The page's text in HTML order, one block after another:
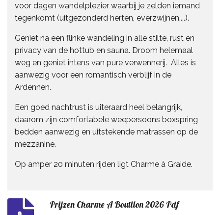
voor dagen wandelplezier waarbij je zelden iemand
tegenkomt (uitgezonderd herten, everzwijnen,...).
Geniet na een flinke wandeling in alle stilte, rust en
privacy van de hottub en sauna. Droom helemaal
weg en geniet intens van pure verwennerij. Alles is
aanwezig voor een romantisch verblijf in de
Ardennen.
Een goed nachtrust is uiteraard heel belangrijk,
daarom zijn comfortabele weepersoons boxspring
bedden aanwezig en uitstekende matrassen op de
mezzanine.
Op amper 20 minuten rijden ligt Charme à Graide.
Prijzen Charme A Bouillon 2026 Pdf